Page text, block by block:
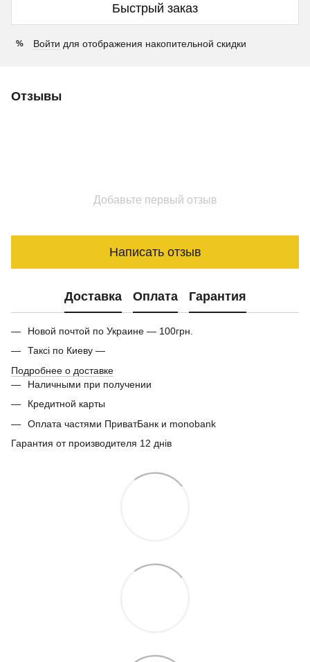
Быстрый заказ
% Войти для отображения накопительной скидки
Отзывы
Добавьте первый отзыв
Написать отзыв
Доставка Оплата Гарантия
Новой почтой по Украине — 100грн.
Таксі по Киеву —
Подробнее о доставке
Наличными при получении
Кредитной карты
Оплата частями ПриватБанк и monobank
Гарантия от производителя 12 днів